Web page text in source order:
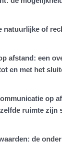
natuurlijke of
afstand: een
en met het
op
ruimte zijn
: de